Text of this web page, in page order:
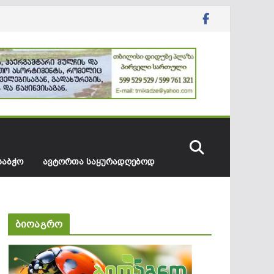
ᲐᲕᲢᲝᲠᲗᲐ ᲡᲐᲧᲣᲠᲐᲓᲦᲔᲑᲝᲓ
ბიოაგრო